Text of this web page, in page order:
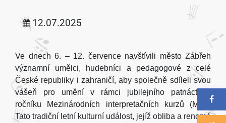
12.07.2025
Ve dnech 6. – 12. července navštívili město Zábřeh
významní umělci, hudebníci a pedagogové z celé
České republiky i zahraničí, aby společně sdíleli svou
vášeň pro umění v rámci jubilejního patnáctého
ročníku Mezinárodních interpretačních kurzů (MIK).
Tato tradiční letní kulturní událost, jejíž obliba a renomé